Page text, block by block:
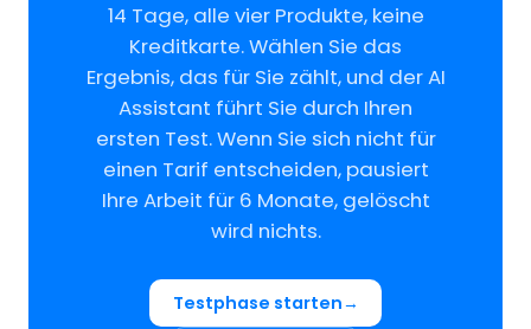
14 Tage, alle vier Produkte, keine
Kreditkarte. Wählen Sie das
Ergebnis, das für Sie zählt, und der AI
Assistant führt Sie durch Ihren
ersten Test. Wenn Sie sich nicht für
einen Tarif entscheiden, pausiert
Ihre Arbeit für 6 Monate, gelöscht
wird nichts.
Testphase starten